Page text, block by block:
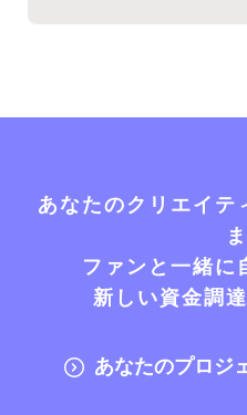
あなたのクリエイテ
ファンと一緒に
新しい資金調
あなたのプロジ